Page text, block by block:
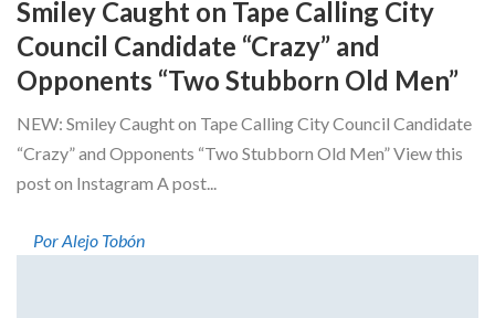
Smiley Caught on Tape Calling City
Council Candidate “Crazy” and
Opponents “Two Stubborn Old Men”
NEW: Smiley Caught on Tape Calling City Council Candidate
“Crazy” and Opponents “Two Stubborn Old Men” View this
post on Instagram A post...
Por Alejo Tobón